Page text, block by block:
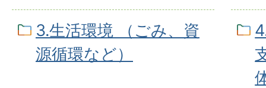
3.生活環境 （ごみ、資
源循環など）